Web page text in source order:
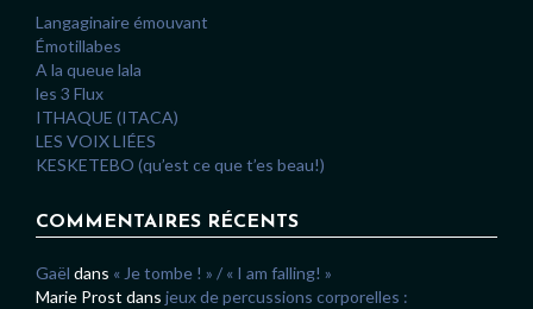
Langaginaire émouvant
Émotillabes
A la queue lala
les 3 Flux
ITHAQUE (ITACA)
LES VOIX LIÉES
KESKETEBO (qu’est ce que t’es beau!)
COMMENTAIRES RÉCENTS
Gaël dans « Je tombe ! » / « I am falling! »
Marie Prost dans jeux de percussions corporelles :